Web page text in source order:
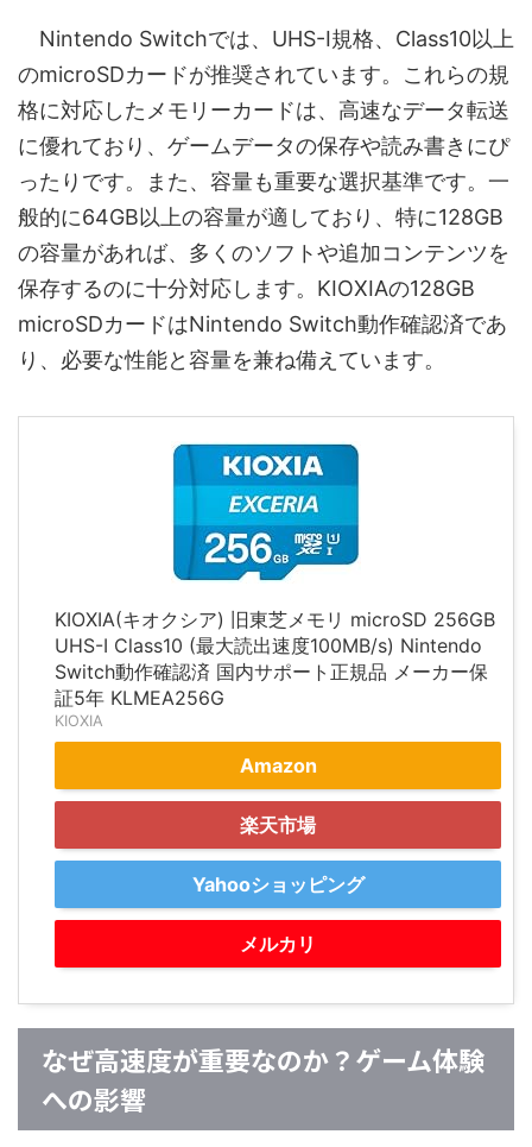
Nintendo Switchでは、UHS-I規格、Class10以上
のmicroSDカードが推奨されています。これらの規
格に対応したメモリーカードは、高速なデータ転送
に優れており、ゲームデータの保存や読み書きにぴ
ったりです。また、容量も重要な選択基準です。一
般的に64GB以上の容量が適しており、特に128GB
の容量があれば、多くのソフトや追加コンテンツを
保存するのに十分対応します。KIOXIAの128GB
microSDカードはNintendo Switch動作確認済であ
り、必要な性能と容量を兼ね備えています。
KIOXIA(キオクシア) 旧東芝メモリ microSD 256GB
UHS-I Class10 (最大読出速度100MB/s) Nintendo
Switch動作確認済 国内サポート正規品 メーカー保
証5年 KLMEA256G
KIOXIA
Amazon
楽天市場
Yahooショッピング
メルカリ
なぜ高速度が重要なのか？ゲーム体験
への影響